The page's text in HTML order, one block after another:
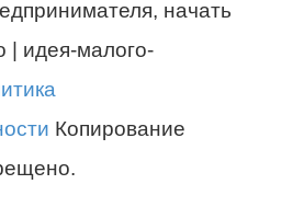
начать
| идея-малого-
Копирование